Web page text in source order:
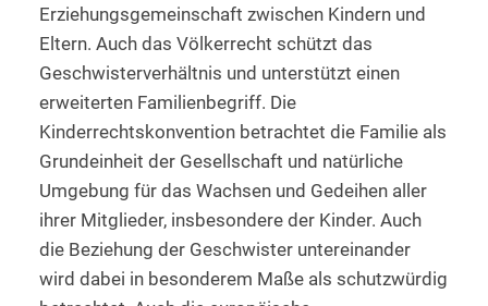
Erziehungsgemeinschaft zwischen Kindern und
Eltern. Auch das Völkerrecht schützt das
Geschwisterverhältnis und unterstützt einen
erweiterten Familienbegriff. Die
Kinderrechtskonvention betrachtet die Familie als
Grundeinheit der Gesellschaft und natürliche
Umgebung für das Wachsen und Gedeihen aller
ihrer Mitglieder, insbesondere der Kinder. Auch
die Beziehung der Geschwister untereinander
wird dabei in besonderem Maße als schutzwürdig